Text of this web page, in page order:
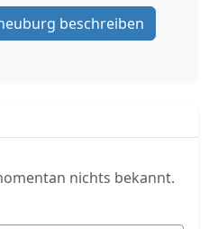
beschreiben
nichts bekannt.